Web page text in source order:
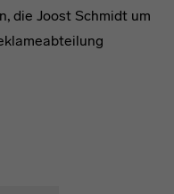
die Joost Schmidt um